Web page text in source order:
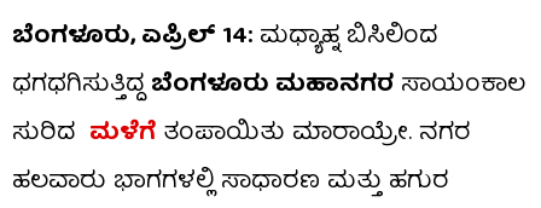
ಬೆಂಗಳೂರು, ಏಪ್ರಿಲ್ 14: ಮಧ್ಯಾಹ್ನ ಬಿಸಿಲಿಂದ
ಧಗಧಗಿಸುತ್ತಿದ್ದಬೆಂಗಳೂರು ಮಹಾನಗರ ಸಾಯಂಕಾಲ
ಸುರಿದ ಮಳೆಗೆ ತಂಪಾಯಿತು ಮಾರಾಯ್ರೇ. ನಗರ
ಹಲವಾರು ಭಾಗಗಳಲ್ಲಿ ಸಾಧಾರಣ ಮತ್ತು ಹಗುರ